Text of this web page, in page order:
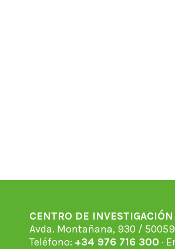
CENTRO DE
Avda. Montañana, 930 /
Teléfono: +34 976 716 300 ·